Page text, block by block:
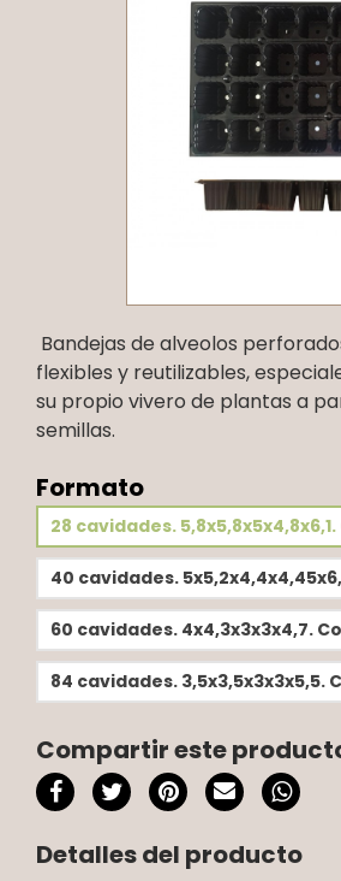
Bandejas de alveolos
flexibles y reutilizables,
su propio vivero de plantas a
semillas.
Formato
28 cavidades.
40 cavidades.
60 cavidades. 4x4,3x3x3x4,7.
84 cavidades. 3,5x3,5x3x3x5,5.
Compartir este
Detalles del producto